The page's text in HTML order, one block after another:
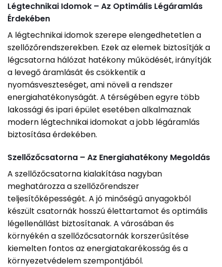
Légtechnikai Idomok – Az Optimális Légáramlás
Érdekében
A légtechnikai idomok szerepe elengedhetetlen a
szellőzőrendszerekben. Ezek az elemek biztosítják a
légcsatorna hálózat hatékony működését, irányítják
a levegő áramlását és csökkentik a
nyomásveszteséget, ami növeli a rendszer
energiahatékonyságát. A térségében egyre több
lakossági és ipari épület esetében alkalmaznak
modern légtechnikai idomokat a jobb légáramlás
biztosítása érdekében.
Szellőzőcsatorna – Az Energiahatékony Megoldás
A szellőzőcsatorna kialakítása nagyban
meghatározza a szellőzőrendszer
teljesítőképességét. A jó minőségű anyagokból
készült csatornák hosszú élettartamot és optimális
légellenállást biztosítanak. A városában és
környékén a szellőzőcsatornák korszerűsítése
kiemelten fontos az energiatakarékosság és a
környezetvédelem szempontjából.